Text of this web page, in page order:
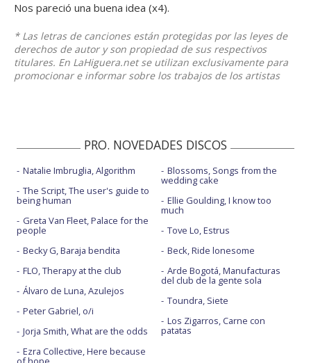
Nos pareció una buena idea (x4).
* Las letras de canciones están protegidas por las leyes de
derechos de autor y son propiedad de sus respectivos
titulares. En LaHiguera.net se utilizan exclusivamente para
promocionar e informar sobre los trabajos de los artistas
PRO. NOVEDADES DISCOS
Natalie Imbruglia, Algorithm
The Script, The user's guide to
being human
Greta Van Fleet, Palace for the
people
Becky G, Baraja bendita
FLO, Therapy at the club
Álvaro de Luna, Azulejos
Peter Gabriel, o/i
Jorja Smith, What are the odds
Ezra Collective, Here because
Blossoms, Songs from the
wedding cake
Ellie Goulding, I know too
much
Tove Lo, Estrus
Beck, Ride lonesome
Arde Bogotá, Manufacturas
del club de la gente sola
Toundra, Siete
Los Zigarros, Carne con
patatas